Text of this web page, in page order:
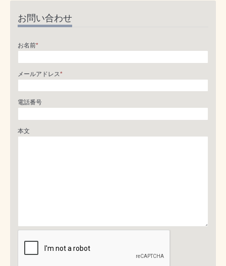
お問い合わせ
お名前*
メールアドレス*
電話番号
本文